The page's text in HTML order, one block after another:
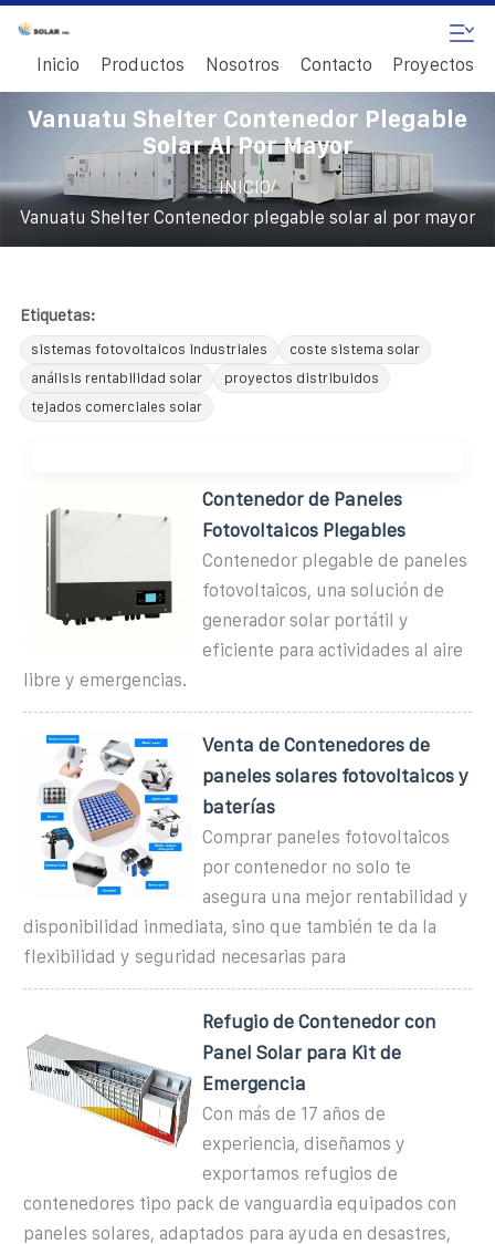
Inicio Productos Nosotros Contacto Proyectos
Vanuatu Shelter Contenedor Plegable
Solar Al Por Mayor
INICIO/
Vanuatu Shelter Contenedor plegable solar al por mayor
Etiquetas:
sistemas fotovoltaicos industriales
coste sistema solar
análisis rentabilidad solar
proyectos distribuidos
tejados comerciales solar
Contenedor de Paneles
Fotovoltaicos Plegables
Contenedor plegable de paneles
fotovoltaicos, una solución de
generador solar portátil y
eficiente para actividades al aire
libre y emergencias.
Venta de Contenedores de
paneles solares fotovoltaicos y
baterías
Comprar paneles fotovoltaicos
por contenedor no solo te
asegura una mejor rentabilidad y
disponibilidad inmediata, sino que también te da la
flexibilidad y seguridad necesarias para
Refugio de Contenedor con
Panel Solar para Kit de
Emergencia
Con más de 17 años de
experiencia, diseñamos y
exportamos refugios de
contenedores tipo pack de vanguardia equipados con
paneles solares, adaptados para ayuda en desastres,